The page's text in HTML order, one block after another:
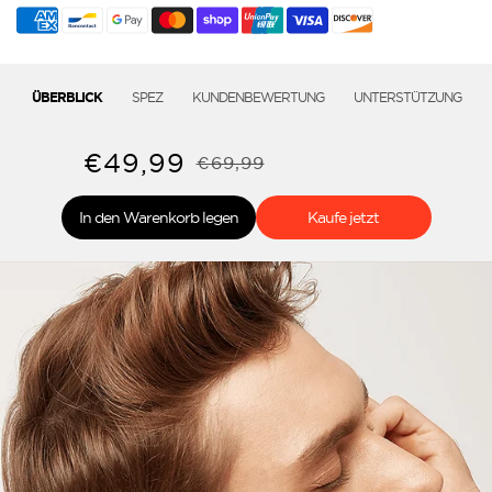
ÜBERBLICK SPEZ KUNDENBEWERTUNG UNTERSTÜTZUNG
€49,99 €69,99
In den Warenkorb legen Kaufe jetzt